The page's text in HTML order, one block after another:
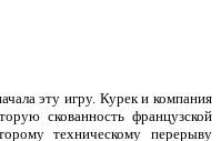
эту игру. Курек и компания
скованность французской
техническому перерыву